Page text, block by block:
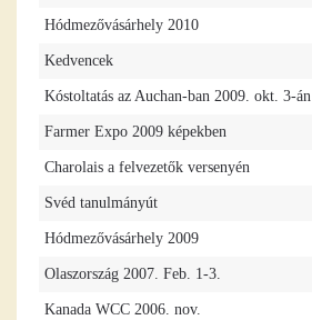
Hódmezővásárhely 2010
Kedvencek
Kóstoltatás az Auchan-ban 2009. okt. 3-án
Farmer Expo 2009 képekben
Charolais a felvezetők versenyén
Svéd tanulmányút
Hódmezővásárhely 2009
Olaszország 2007. Feb. 1-3.
Kanada WCC 2006. nov.